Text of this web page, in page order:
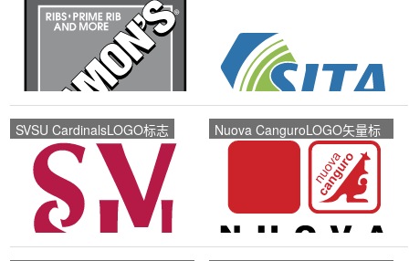
SVSU CardinalsLOGO标志
Nuova CanguroLOGO矢量标